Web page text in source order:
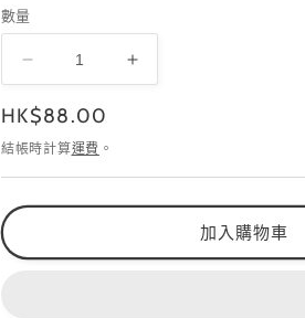
數量
Plaster
Gray
石
膏
Gel
數
減
Plaster
Gray
Gel
數
增
定
價
HK$88.00
結帳時計算運費 。
加入購物車